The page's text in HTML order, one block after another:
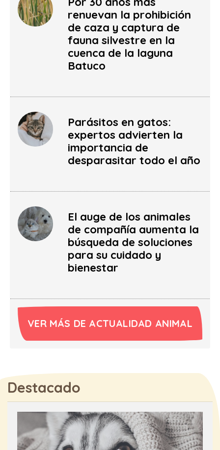
renuevan la prohibición
de caza y captura de
fauna silvestre en la
cuenca de la laguna
Batuco
Parásitos en gatos:
expertos advierten la
importancia de
desparasitar todo el año
El auge de los animales
de compañía aumenta la
búsqueda de soluciones
para su cuidado y
bienestar
VER MÁS DE ACTUALIDAD ANIMAL
Destacado